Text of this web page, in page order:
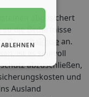
abgesichert
die Bedürfnisse
Pauschalreise an.
ist es sinnvoll
abzuschließen,
und
Ausland